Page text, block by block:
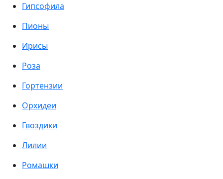
Гипсофила
Пионы
Ирисы
Роза
Гортензии
Орхидеи
Гвоздики
Лилии
Ромашки